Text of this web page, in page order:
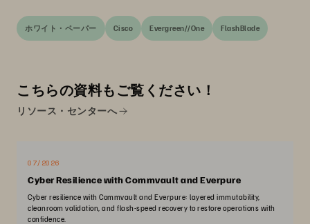
ホワイト・ペーパー Cisco Evergreen//One FlashBlade
こちらの資料もご覧ください！
リソース・センターへ
07/2026
Cyber Resilience with Commvault and Everpure
Cyber resilience with Commvault and Everpure: layered immutability,
cleanroom validation, and flash-speed recovery to restore operations with
confidence.